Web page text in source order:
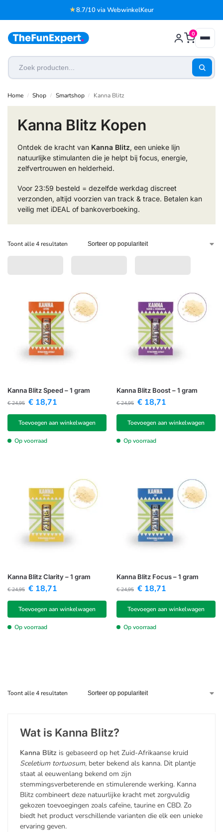
★8.7/10 via WebwinkelKeur
0
Home / Shop / Smartshop / Kanna Blitz
Kanna Blitz Kopen
Ontdek de kracht van Kanna Blitz, een unieke lijn
natuurlijke stimulanten die je helpt bij focus, energie,
zelfvertrouwen en helderheid.
Voor 23:59 besteld = dezelfde werkdag discreet
verzonden, altijd voorzien van track & trace. Betalen kan
veilig met iDEAL of bankoverboeking.
Toont alle 4 resultaten
Kanna Blitz Speed – 1 gram
€24,95 € 18,71
Toevoegen aan winkelwagen
Op voorraad
Kanna Blitz Boost – 1 gram
€24,95 € 18,71
Toevoegen aan winkelwagen
Op voorraad
Kanna Blitz Clarity – 1 gram
€24,95 € 18,71
Toevoegen aan winkelwagen
Op voorraad
Kanna Blitz Focus – 1 gram
€24,95 € 18,71
Toevoegen aan winkelwagen
Op voorraad
Toont alle 4 resultaten
Wat is Kanna Blitz?
Kanna Blitz is gebaseerd op het Zuid-Afrikaanse kruid
Sceletium tortuosum, beter bekend als kanna. Dit plantje
staat al eeuwenlang bekend om zijn
stemmingsverbeterende en stimulerende werking. Kanna
Blitz combineert deze natuurlijke kracht met zorgvuldig
gekozen toevoegingen zoals cafeïne, taurine en CBD. Zo
biedt het product verschillende varianten die elk een unieke
ervaring geven.